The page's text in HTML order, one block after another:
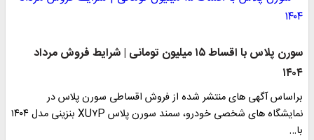
سورن پلاس با اقساط ۱۵ میلیون تومانی | شرایط فروش مرداد
۱۴۰۴
براساس آگهی های منتشر شده از فروش اقساطی سورن پلاس در
نمایشگاه های شخصی خودرو، سمند سورن پلاس XU۷P بنزینی مدل ۱۴۰۴
با…